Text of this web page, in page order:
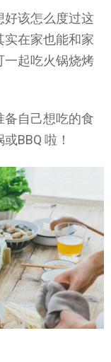
好该怎么度过这
在家也能和家
一起吃火锅烧烤
备自己想吃的食
BBQ 啦！